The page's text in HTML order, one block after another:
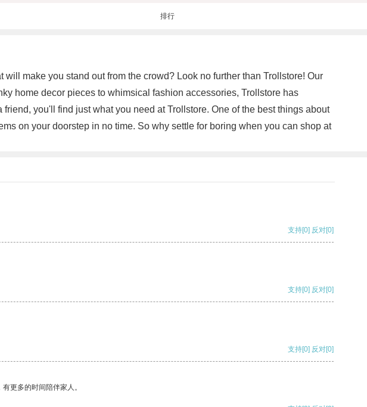
排行
make you stand out from the crowd? Look no further than Trollstore! Our
home decor pieces to whimsical fashion accessories, Trollstore has
you'll find just what you need at Trollstore. One of the best things about
on your doorstep in no time. So why settle for boring when you can shop at
支持[0] 反对[0]
支持[0] 反对[0]
支持[0] 反对[0]
更多的时间陪伴家人。